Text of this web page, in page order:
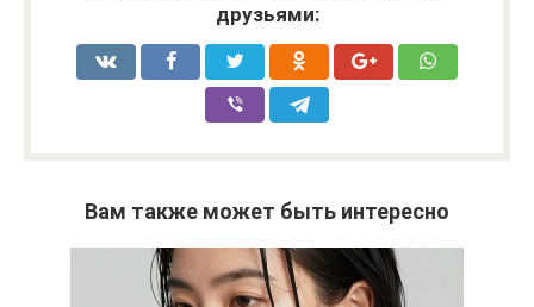
друзьями:
Вам также может быть интересно